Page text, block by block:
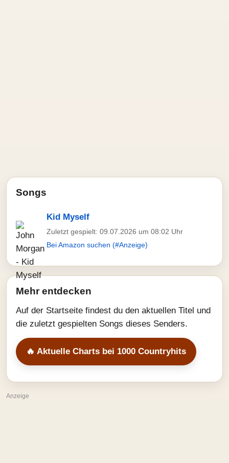
Songs
Kid Myself
Zuletzt gespielt: 09.07.2026 um 08:02 Uhr
Bei Amazon suchen (#Anzeige)
Mehr entdecken
Auf der Startseite findest du den aktuellen Titel und
die zuletzt gespielten Songs dieses Senders.
🔥 Aktuelle Charts bei 1000 Countryhits
Anzeige